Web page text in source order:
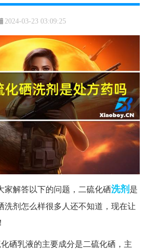
2024-03-23 03:09:25
家解答以下的问题，二硫化硒洗剂是
洗剂怎么样很多人还不知道，现在让
硒乳液的主要成分是二硫化硒，主